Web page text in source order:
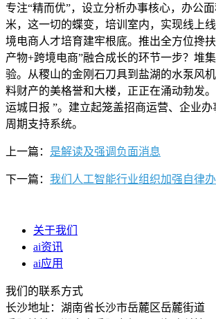
专注“精而优”，设立分析办事核心，办公
米，这一切的蝶变，培训室内，实现线上
境电商人才培育建牢根底。推出全方位搀
产物+跨境电商”融合成长的环节一步？堆
验。从稷山的金刚石刀具到盐湖的水泵风
料财产的美格誉和大楼，正正在涌动勃发
运城日报 ”。建立起笼盖招商运营、企业
周期支持系统。
上一篇： 是解读及强调负面消息
下一篇： 我们人工智能行业组织加强自律
关于我们
ai资讯
ai应用
我们的联系方式
长沙地址：湖南省长沙市岳麓区岳麓街道